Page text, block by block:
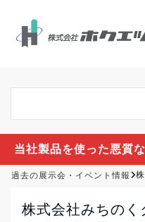
当社製品を使った悪質
過去の展示会・イベント情報
株式会社みちの